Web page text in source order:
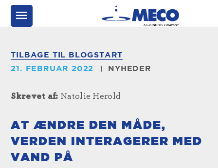
TILBAGE TIL BLOGSTART
21. FEBRUAR 2022
NYHEDER
Skrevet af: Natolie Herold
AT ÆNDRE DEN MÅDE,
VERDEN INTERAGERER MED
VAND PÅ